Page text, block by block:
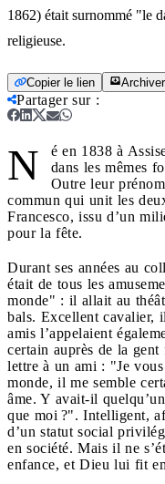
1862) était surnommé "le
religieuse.
Copier le lien
Partager sur:
N
é en 1838 à
dans les mêmes
Outre leur
commun qui unit les
Francesco, issu d’un
pour la fête.
Durant ses années au
était de tous les
monde" : il allait au
bals. Excellent cavalier,
amis l’appelaient
certain auprès de la
lettre à un ami : "Je vous
monde, il me semble
âme. Y avait-il
que moi ?". Intelligent,
d’un statut social
en société. Mais il ne
enfance, et Dieu lui fit